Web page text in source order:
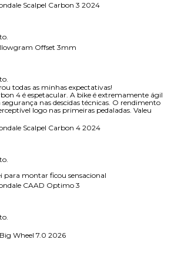
Scalpel Carbon 3 2024
Offset 3mm
todas as minhas expectativas!
4 é espetacular. A bike é extremamente ágil
nas descidas técnicas. O rendimento
logo nas primeiras pedaladas. Valeu
Scalpel Carbon 4 2024
para montar ficou sensacional
CAAD Optimo 3
Wheel 7.0 2026